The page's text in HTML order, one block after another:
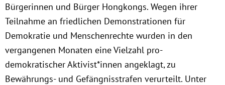
Kontakt
Presse
Termine
Bürgerinnen und Bürger Hongkongs. Wegen ihrer
Teilnahme an friedlichen Demonstrationen für
Demokratie und Menschenrechte wurden in den
vergangenen Monaten eine Vielzahl pro-
demokratischer Aktivist*innen angeklagt, zu
Bewährungs- und Gefängnisstrafen verurteilt. Unter